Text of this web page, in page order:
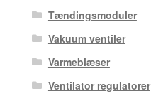
Tændingsmoduler
Vakuum ventiler
Varmeblæser
Ventilator regulatorer